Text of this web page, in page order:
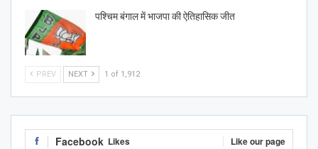
पश्चिम बंगाल में भाजपा की ऐतिहासिक जीत
PREV NEXT 1 of 1,912
Facebook Likes Like our page